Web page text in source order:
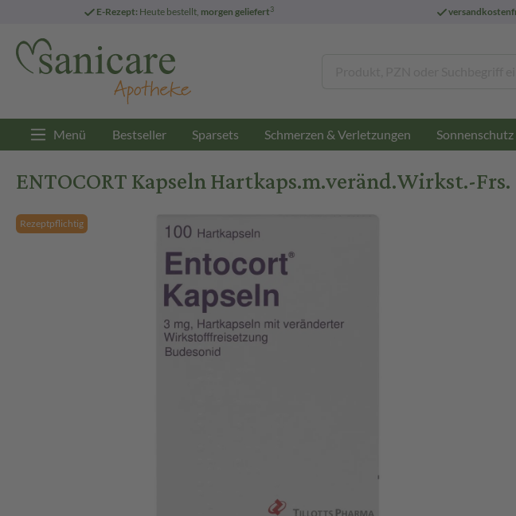
E-Rezept: Heute bestellt, morgen geliefert3
Menü Bestseller Sparsets Schmerzen & Verletzungen Sonnenschutz
ENTOCORT Kapseln Hartkaps.m.veränd.Wirkst.-
Rezeptpflichtig